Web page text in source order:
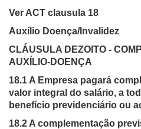
CAPACITAÇÃO
EVENTOS DA EMPREL
PPP - PERFIL
PREVIDENCIÁRIO
PROGRAMA
PROGRAMA DE
SAÚDE DO
PGDE 2022
PGDE 2023
PGDE 2024
Ver ACT clausula 18
Auxílio Doença/Invalidez
CLÁUSULA DEZOITO -
AUXÍLIO-DOENÇA
18.1 A Empresa pagará
valor integral do salário, a
benefício previdenciário ou
18.2 A complementação